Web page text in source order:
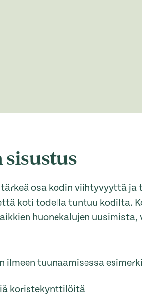
osa kodin viihtyvyyttä
koti todella tuntuu kodilta.
huonekalujen
ilmeen tuunaamisessa
koristekynttilöitä